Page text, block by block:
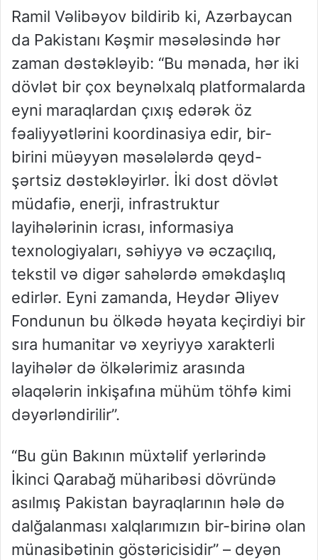
Ramil Vəlibəyov bildirib ki, Azərbaycan
da Pakistanı Kəşmir məsələsində hər
zaman dəstəkləyib: “Bu mənada, hər iki
dövlət bir çox beynəlxalq platformalarda
eyni maraqlardan çıxış edərək öz
fəaliyyətlərini koordinasiya edir, bir-
birini müəyyən məsələlərdə qeyd-
şərtsiz dəstəkləyirlər. İki dost dövlət
müdafiə, enerji, infrastruktur
layihələrinin icrası, informasiya
texnologiyaları, səhiyyə və əczaçılıq,
tekstil və digər sahələrdə əməkdaşlıq
edirlər. Eyni zamanda, Heydər Əliyev
Fondunun bu ölkədə həyata keçirdiyi bir
sıra humanitar və xeyriyyə xarakterli
layihələr də ölkələrimiz arasında
əlaqələrin inkişafına mühüm töhfə kimi
dəyərləndirilir”.
“Bu gün Bakının müxtəlif yerlərində
İkinci Qarabağ müharibəsi dövründə
asılmış Pakistan bayraqlarının hələ də
dalğalanması xalqlarımızın bir-birinə olan
münasibətinin göstəricisidir” – deyən